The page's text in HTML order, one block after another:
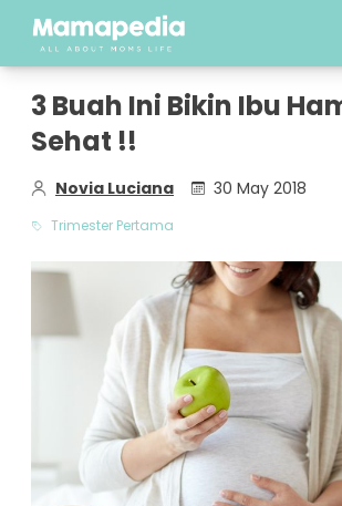
3 Buah Ini Bikin Ibu
Sehat !!
Novia Luciana 30 May 2018
Trimester Pertama